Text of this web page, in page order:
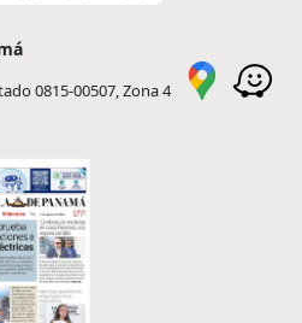
0815-00507, Zona 4